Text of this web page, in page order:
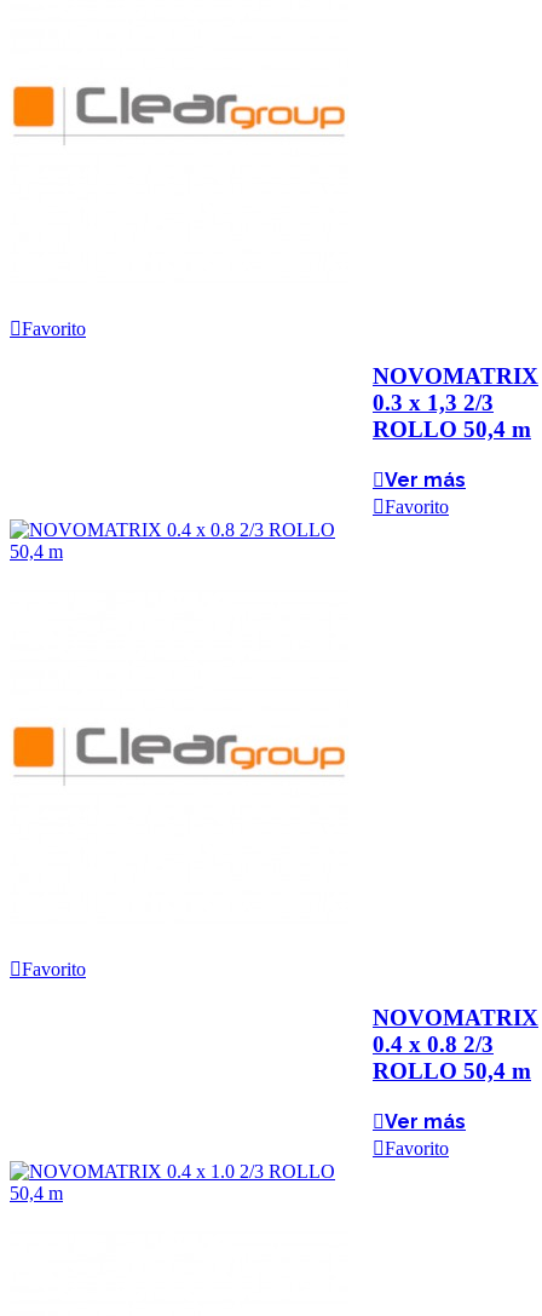
Favorito
NOVOMATRIX
0.3 x 1,3 2/3
ROLLO 50,4 m
Ver más
Favorito
Favorito
NOVOMATRIX
0.4 x 0.8 2/3
ROLLO 50,4 m
Ver más
Favorito